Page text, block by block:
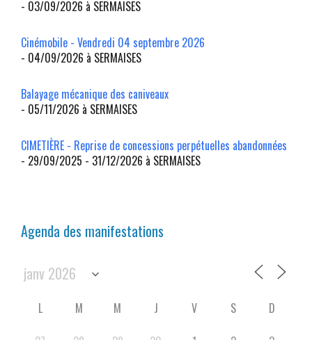
- 03/09/2026 à SERMAISES
Cinémobile - Vendredi 04 septembre 2026
- 04/09/2026 à SERMAISES
Balayage mécanique des caniveaux
- 05/11/2026 à SERMAISES
CIMETIÈRE - Reprise de concessions perpétuelles abandonnées
- 29/09/2025 - 31/12/2026 à SERMAISES
Agenda des manifestations
L M M J V S
D